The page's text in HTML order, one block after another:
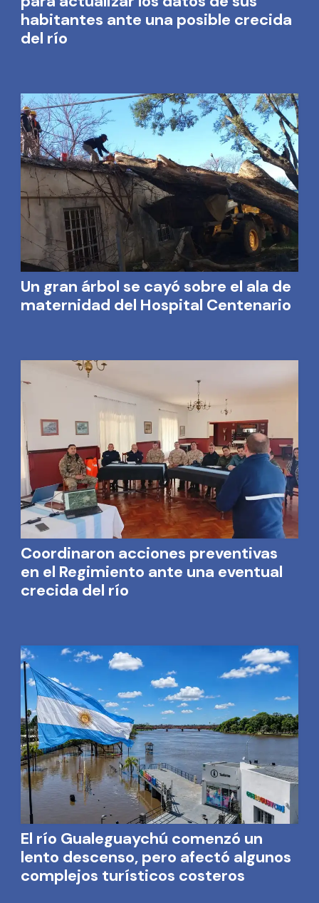
habitantes ante una posible crecida
del río
Un gran árbol se cayó sobre el ala de
maternidad del Hospital Centenario
Coordinaron acciones preventivas
en el Regimiento ante una eventual
crecida del río
El río Gualeguaychú comenzó un
lento descenso, pero afectó algunos
complejos turísticos costeros